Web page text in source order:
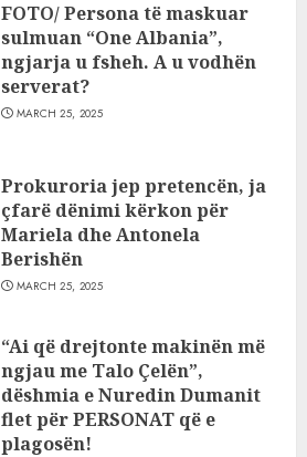
FOTO/ Persona të maskuar
sulmuan “One Albania”,
ngjarja u fsheh. A u vodhën
serverat?
MARCH 25, 2025
Prokuroria jep pretencën, ja
çfarë dënimi kërkon për
Mariela dhe Antonela
Berishën
MARCH 25, 2025
“Ai që drejtonte makinën më
ngjau me Talo Çelën”,
dëshmia e Nuredin Dumanit
flet për PERSONAT që e
plagosën!